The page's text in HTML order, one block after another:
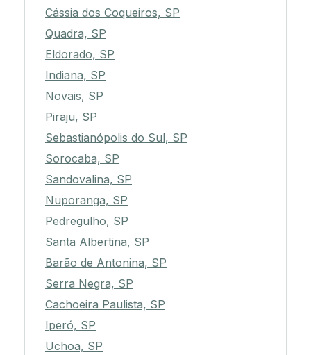
Cássia dos Coqueiros, SP
Quadra, SP
Eldorado, SP
Indiana, SP
Novais, SP
Piraju, SP
Sebastianópolis do Sul, SP
Sorocaba, SP
Sandovalina, SP
Nuporanga, SP
Pedregulho, SP
Santa Albertina, SP
Barão de Antonina, SP
Serra Negra, SP
Cachoeira Paulista, SP
Iperó, SP
Uchoa, SP